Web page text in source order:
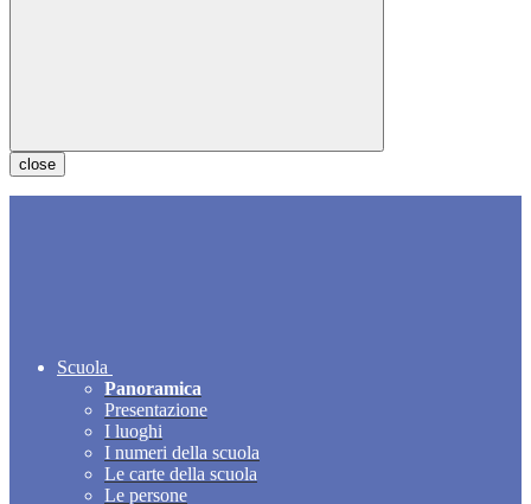
close
Scuola
Panoramica
Presentazione
I luoghi
I numeri della scuola
Le carte della scuola
Le persone